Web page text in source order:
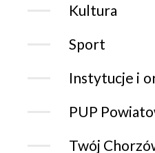
Kultura
Sport
Instytucje i
PUP
Twój